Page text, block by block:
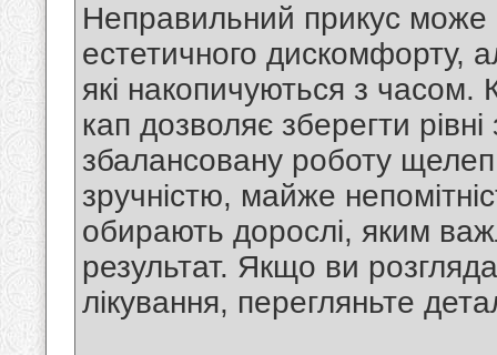
Неправильний прикус
естетичного дискомфорту,
які накопичуються з часом.
кап дозволяє зберегти
збалансовану роботу
зручністю, майже
обирають дорослі, яким
результат. Якщо ви
лікування, перегляньте